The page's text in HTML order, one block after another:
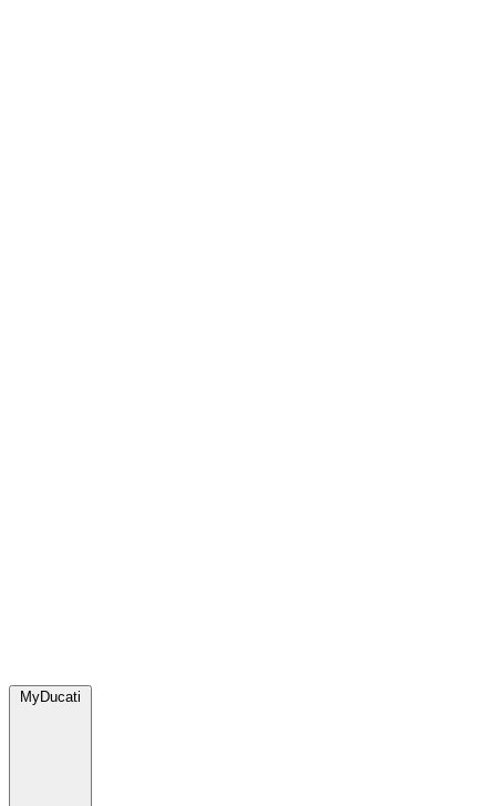
MyDucati